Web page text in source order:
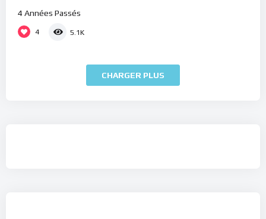
4 Années Passés
4 5.1K
CHARGER PLUS